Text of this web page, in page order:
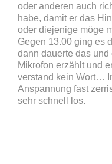
oder anderen auch
habe, damit er das
oder diejenige möge
Gegen 13.00 ging es
dann dauerte das
Mikrofon erzählt und
verstand kein Wort…
Anspannung fast
sehr schnell los.